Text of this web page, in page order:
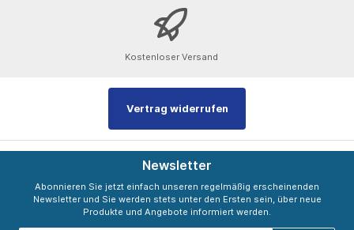
Kostenloser Versand
Vertrag widerrufen
Newsletter
Abonnieren Sie jetzt einfach unseren regelmäßig erscheinenden
Newsletter und Sie werden stets unter den Ersten sein, über neue
Produkte und Angebote informiert werden.